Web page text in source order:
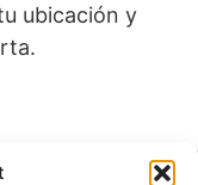
ubicación y